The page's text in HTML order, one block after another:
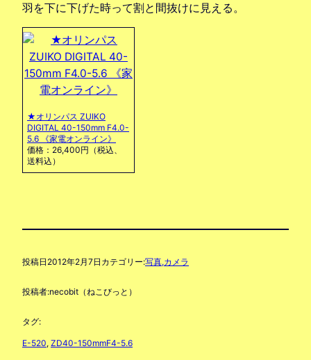
羽を下に下げた時って割と間抜けに見える。
★オリンパス ZUIKO
DIGITAL 40-150mm F4.0-
5.6 《家電オンライン》
価格：26,400円（税込、
送料込）
投稿日 2012年2月7日 カテゴリー:写真,カメラ
投稿者:necobit（ねこびっと）
タグ:
E-520, ZD40-150mmF4-5.6